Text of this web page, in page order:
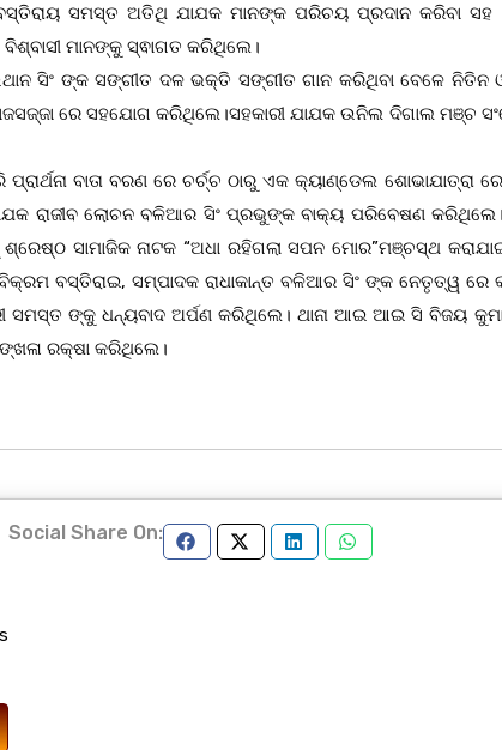
ସମସ୍ତ ଅତିଥି ଯାଯକ ମାନଙ୍କ ପରିଚୟ ପ୍ରଦାନ କରିବା
ମାନଙ୍କୁ ସ୍ଵାଗତ କରିଥିଲେ।
ସିଂ ଙ୍କ ସଙ୍ଗୀତ ଦଳ ଭକ୍ତି ସଙ୍ଗୀତ ଗାନ କରିଥିବା ବେଳେ ନିତିନ
ରେ ସହଯୋଗ କରିଥିଲେ।ସହକାରୀ ଯାଯକ ଉନିଲ ଦିଗାଲ ମଞ୍ଚ
ବାତା ବରଣ ରେ ଚର୍ଚ୍ଚ ଠାରୁ ଏକ କ୍ୟାଣ୍ଡେଲ ଶୋଭାଯାତ୍ରା ରେ
ରାଜୀବ ଲୋଚନ ବଳିଆର ସିଂ ପ୍ରଭୁଙ୍କ ବାକ୍ୟ ପରିବେଷଣ
ସାମାଜିକ ନାଟକ “ଅଧା ରହିଗଲା ସପନ ମୋର”ମଞ୍ଚସ୍ଥ
ବସ୍ତିରାଇ, ସମ୍ପାଦକ ରାଧାକାନ୍ତ ବଳିଆର ସିଂ ଙ୍କ ନେତୃତ୍ୱ ରେ
ସମସ୍ତ ଙ୍କୁ ଧନ୍ୟବାଦ ଅର୍ପଣ କରିଥିଲେ। ଥାନା ଆଇ ଆଇ ସି ବିଜୟ
ରକ୍ଷା କରିଥିଲେ।
Social Share On: